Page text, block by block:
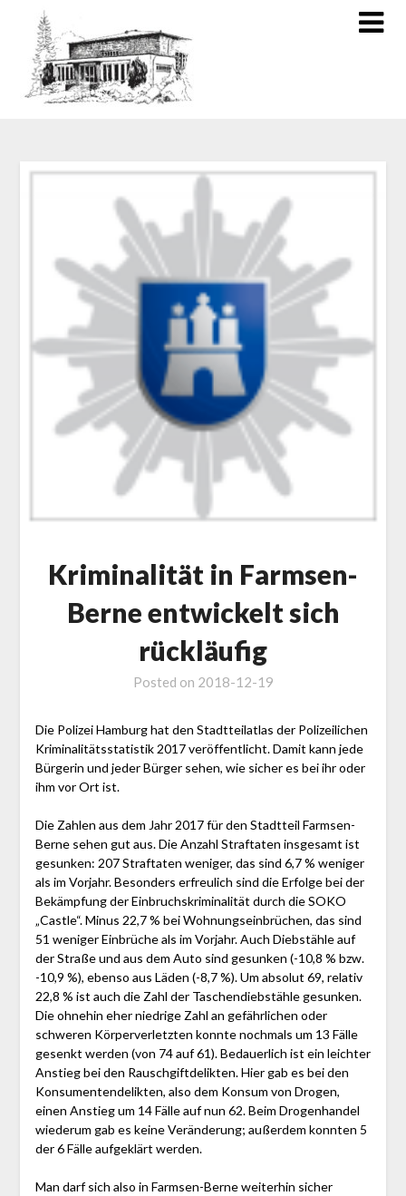
Kriminalität in Farmsen-
Berne entwickelt sich
rückläufig
Posted on 2018-12-19
Die Polizei Hamburg hat den Stadtteilatlas der Polizeilichen
Kriminalitätsstatistik 2017 veröffentlicht. Damit kann jede
Bürgerin und jeder Bürger sehen, wie sicher es bei ihr oder
ihm vor Ort ist.
Die Zahlen aus dem Jahr 2017 für den Stadtteil Farmsen-
Berne sehen gut aus. Die Anzahl Straftaten insgesamt ist
gesunken: 207 Straftaten weniger, das sind 6,7 % weniger
als im Vorjahr. Besonders erfreulich sind die Erfolge bei der
Bekämpfung der Einbruchskriminalität durch die SOKO
„Castle“. Minus 22,7 % bei Wohnungseinbrüchen, das sind
51 weniger Einbrüche als im Vorjahr. Auch Diebstähle auf
der Straße und aus dem Auto sind gesunken (-10,8 % bzw.
-10,9 %), ebenso aus Läden (-8,7 %). Um absolut 69, relativ
22,8 % ist auch die Zahl der Taschendiebstähle gesunken.
Die ohnehin eher niedrige Zahl an gefährlichen oder
schweren Körperverletzten konnte nochmals um 13 Fälle
gesenkt werden (von 74 auf 61). Bedauerlich ist ein leichter
Anstieg bei den Rauschgiftdelikten. Hier gab es bei den
Konsumentendelikten, also dem Konsum von Drogen,
einen Anstieg um 14 Fälle auf nun 62. Beim Drogenhandel
wiederum gab es keine Veränderung; außerdem konnten 5
der 6 Fälle aufgeklärt werden.
Man darf sich also in Farmsen-Berne weiterhin sicher